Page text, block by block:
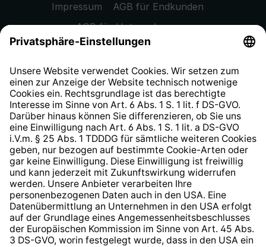
Impressum
AGB für Endkunden
AGB für Unternehmen
Datenschutzhinweis
Widerrufsrecht
Hinweisgeberschutzsystem
Barrierefreiheit